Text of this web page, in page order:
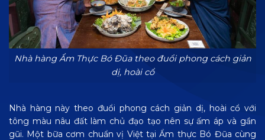
Nhà hàng Ẩm Thực Bó Đũa theo đuổi phong cách giản
dị, hoài cổ
Nhà hàng này theo đuổi phong cách giản dị, hoài cổ với
tông màu nâu đất làm chủ đạo tạo nên sự ấm áp và gần
gũi. Một bữa cơm chuẩn vị Việt tại Ẩm thực Bó Đũa cùng